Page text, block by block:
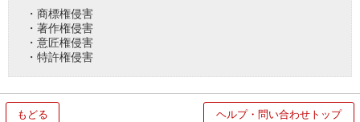
・商標権侵害
・著作権侵害
・意匠権侵害
・特許権侵害
もどる ヘルプ・問い合わせトップ